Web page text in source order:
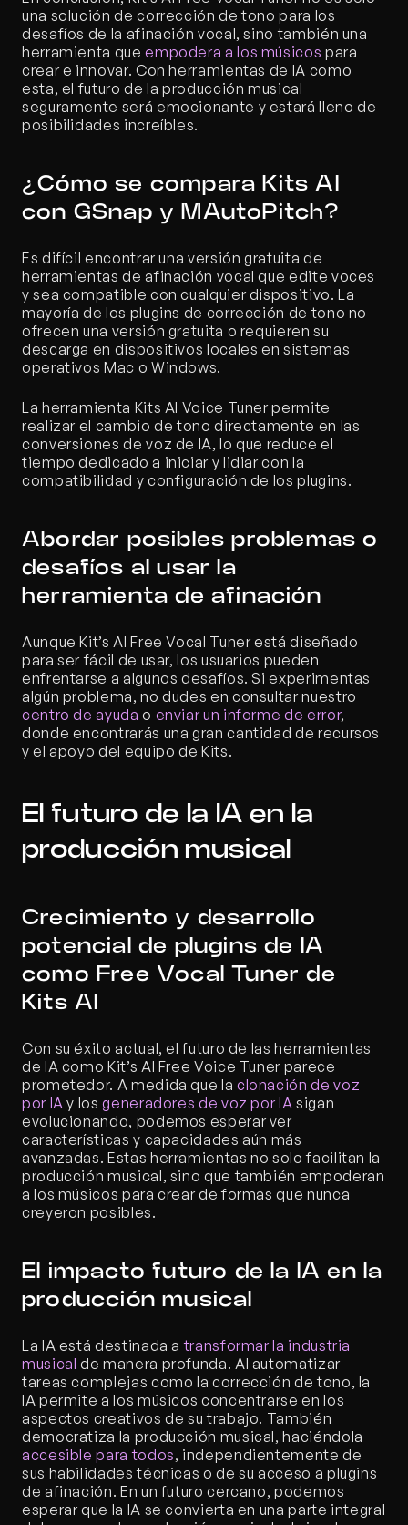
una solución de corrección de tono para los
desafíos de la afinación vocal, sino también una
herramienta que empodera a los músicos para
crear e innovar. Con herramientas de IA como
esta, el futuro de la producción musical
seguramente será emocionante y estará lleno de
posibilidades increíbles.
¿Cómo se compara Kits AI
con GSnap y MAutoPitch?
Es difícil encontrar una versión gratuita de
herramientas de afinación vocal que edite voces
y sea compatible con cualquier dispositivo. La
mayoría de los plugins de corrección de tono no
ofrecen una versión gratuita o requieren su
descarga en dispositivos locales en sistemas
operativos Mac o Windows.
La herramienta Kits AI Voice Tuner permite
realizar el cambio de tono directamente en las
conversiones de voz de IA, lo que reduce el
tiempo dedicado a iniciar y lidiar con la
compatibilidad y configuración de los plugins.
Abordar posibles problemas o
desafíos al usar la
herramienta de afinación
Aunque Kit’s AI Free Vocal Tuner está diseñado
para ser fácil de usar, los usuarios pueden
enfrentarse a algunos desafíos. Si experimentas
centro de ayuda o enviar un informe de error,
donde encontrarás una gran cantidad de recursos
y el apoyo del equipo de Kits.
El futuro de la IA en la
producción musical
Crecimiento y desarrollo
potencial de plugins de IA
como Free Vocal Tuner de
Kits AI
Con su éxito actual, el futuro de las herramientas
de IA como Kit’s AI Free Voice Tuner parece
prometedor. A medida que la clonación de voz
por IA y los generadores de voz por IA sigan
evolucionando, podemos esperar ver
características y capacidades aún más
avanzadas. Estas herramientas no solo facilitan la
producción musical, sino que también empoderan
a los músicos para crear de formas que nunca
creyeron posibles.
El impacto futuro de la IA en la
producción musical
La IA está destinada a transformar la industria
musical de manera profunda. Al automatizar
tareas complejas como la corrección de tono, la
IA permite a los músicos concentrarse en los
aspectos creativos de su trabajo. También
accesible para todos, independientemente de
sus habilidades técnicas o de su acceso a plugins
de afinación. En un futuro cercano, podemos
esperar que la IA se convierta en una parte integral